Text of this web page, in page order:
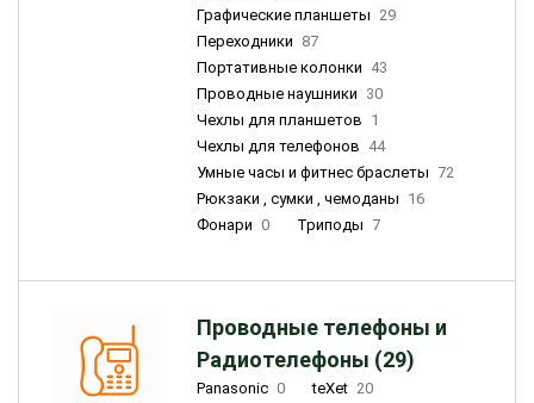
Графические планшеты 29
Переходники 87
Портативные колонки 43
Проводные наушники 30
Чехлы для планшетов 1
Чехлы для телефонов 44
Умные часы и фитнес браслеты 72
Рюкзаки , сумки , чемоданы 16
Фонари 0 Триподы 7
Проводные телефоны и
Радиотелефоны (29)
Panasonic 0 teXet 20